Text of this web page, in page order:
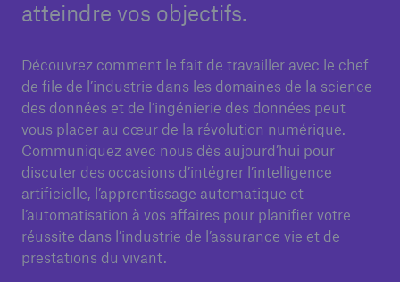
atteindre vos objectifs.
Découvrez comment le fait de travailler avec le chef
de file de l’industrie dans les domaines de la science
des données et de l’ingénierie des données peut
vous placer au cœur de la révolution numérique.
Communiquez avec nous dès aujourd’hui pour
discuter des occasions d’intégrer l’intelligence
artificielle, l’apprentissage automatique et
l’automatisation à vos affaires pour planifier votre
réussite dans l’industrie de l’assurance vie et de
prestations du vivant.